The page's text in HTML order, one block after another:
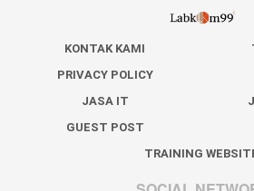
KONTAK KAMI
PRIVACY POLICY
JASA IT
GUEST POST
TRAINING